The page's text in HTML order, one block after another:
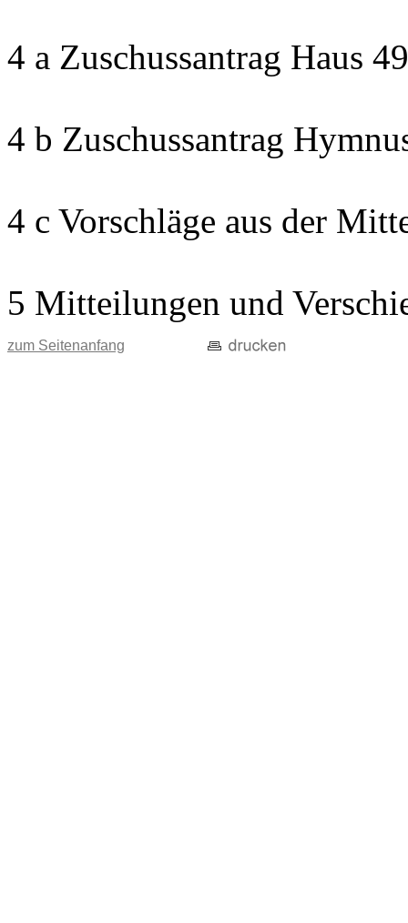
4 a Zuschussantrag Haus 49
4 b Zuschussantrag
4 c Vorschläge aus der
5 Mitteilungen und
zum Seitenanfang